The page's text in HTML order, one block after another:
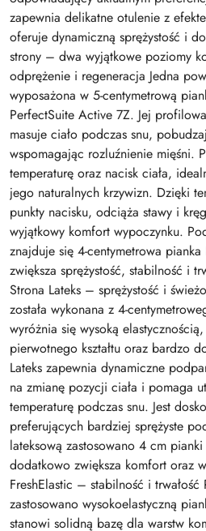
zapewnia delikatne otulenie z
oferuje dynamiczną sprężystość i
strony – dwa wyjątkowe poziomy
odprężenie i regeneracja Jedna
wyposażona w 5-centymetrową
PerfectSuite Active 7Z. Jej
masuje ciało podczas snu,
wspomagając rozluźnienie mięśni.
temperaturę oraz nacisk ciała,
jego naturalnych krzywizn. Dzięki
punkty nacisku, odciąża stawy i
wyjątkowy komfort wypoczynku.
znajduje się 4-centymetrowa pianka
zwiększa sprężystość, stabilność i
Strona Lateks – sprężystość i
została wykonana z 4-
wyróżnia się wysoką
pierwotnego kształtu oraz bardzo
Lateks zapewnia dynamiczne
na zmianę pozycji ciała i pomaga
temperaturę podczas snu. Jest
preferujących bardziej sprężyste
lateksową zastosowano 4 cm
dodatkowo zwiększa komfort oraz
FreshElastic – stabilność i
zastosowano wysokoelastyczną
stanowi solidną bazę dla warstw